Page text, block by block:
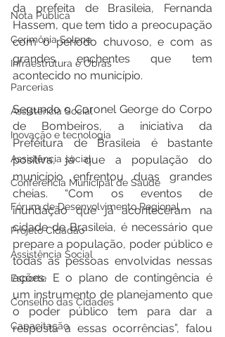
Nota Pública
Cerimônia Solene
Infraestrutura e Obras
Parcerias
Assistência Social
Inovação e tecnologia
Assistência social
Conferência Municipal de Saúde
Fórum de Desenvolvimento Regional
Projeto Cidadão
Assistência Social
Esporte
Conselho das Cidades
Capacitação
da prefeita de Brasileia, Fernanda
Hassem, que tem tido a preocupação
com o período chuvoso, e com as
grandes enchentes que tem
acontecido no município.
Segundo o Coronel George do Corpo
de Bombeiros, a iniciativa da
Prefeitura de Brasileia é bastante
positiva, já que a população do
município enfrentou duas grandes
cheias. “Com os eventos de
inundação que já aconteceram na
cidade de Brasileia, é necessário que
prepare a população, poder público e
todas as pessoas envolvidas nessas
ações. E o plano de contingência é
um instrumento de planejamento que
o poder público tem para dar a
resposta a essas ocorrências”, falou